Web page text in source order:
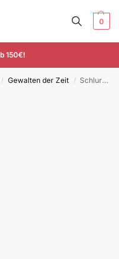
0
150€!
/ Gewalten der Zeit / Schlurp – TEF 124/162 – Deutsch – Common